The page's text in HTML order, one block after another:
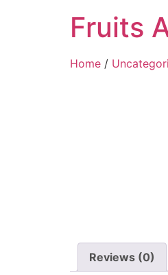
Fruits
Home /
Reviews (0)